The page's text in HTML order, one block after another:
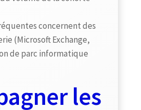
concernent des
(Microsoft Exchange,
de parc informatique
les